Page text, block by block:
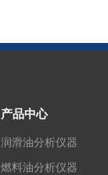
产品中心
润滑油分析仪器
燃料油分析仪器